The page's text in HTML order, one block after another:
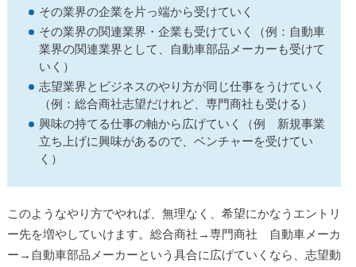
その業界の企業を片っ端から受けていく
その業界の関連業界・企業も受けていく（例：自動車
業界の関連業界として、自動車部品メーカーも受けて
いく）
志望業界とビジネスのやり方が同じ仕事をうけていく
（例：総合商社志望だけれど、専門商社も受ける）
興味の持てる仕事の軸から広げていく（例 新規事業
立ち上げに興味があるので、ベンチャーを受けてい
く）
このようなやり方でやれば、無理なく、希望にかなうエントリ
ー先を増やしていけます。総合商社→専門商社 自動車メーカ
ー→自動車部品メーカーという具合に広げていくなら、志望動